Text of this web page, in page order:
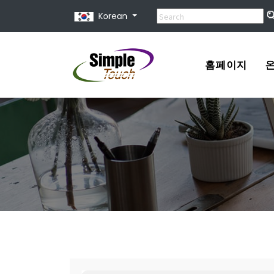
Korean
홈페이지
포트폴리오
견적서
홈페이지 제작
홈페이지 종류